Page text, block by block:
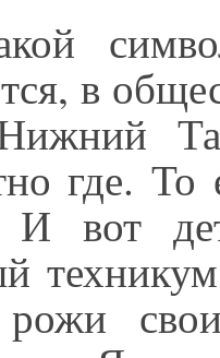
в
где. То
И вот
рожи